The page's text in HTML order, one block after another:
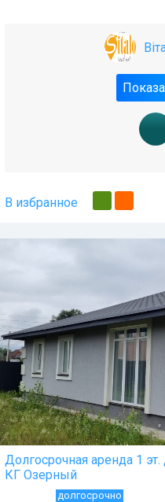
В избранное
Долгосрочная аренда 1
КГ Озерный
долгосрочно